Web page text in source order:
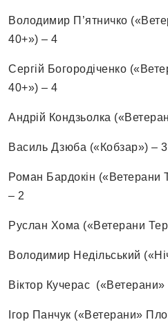
Володимир П’ятничко
40+») – 4
Сергій Богородіченко
40+») – 4
Андрій Кондзьолка
Василь Дзюба («Кобзар») – 3
Роман Бардокін («Ветерани
– 2
Руслан Хома («Ветерани
Володимир Недільський
Віктор Кучерас
Ігор Панчук («Ветерани»